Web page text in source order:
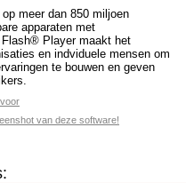
meer dan 850 miljoen
apparaten met
Player maakt het
en indviduele mensen om
te bouwen en geven
van deze software!